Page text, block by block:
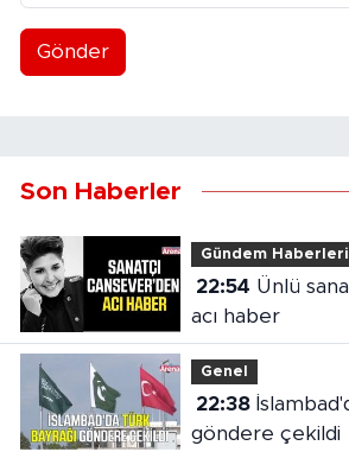
Gönder
Son Haberler
Gündem Haberleri
22:54
acı haber
Genel
22:38İslambad'da Türk bayrağı
göndere çekildi